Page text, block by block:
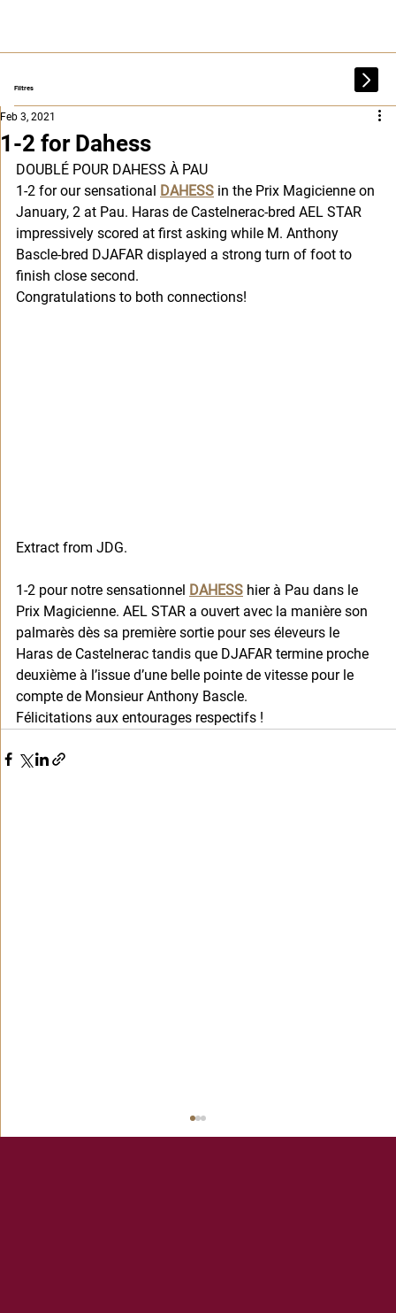
Filtres
1-2 for Dahess
Feb 3, 2021
DOUBLÉ POUR DAHESS À PAU
1-2 for our sensational DAHESS in the Prix Magicienne on
January, 2 at Pau. Haras de Castelnerac-bred AEL STAR
impressively scored at first asking while M. Anthony
Bascle-bred DJAFAR displayed a strong turn of foot to
finish close second.
Congratulations to both connections!
Extract from JDG.
1-2 pour notre sensationnel DAHESS hier à Pau dans le
Prix Magicienne. AEL STAR a ouvert avec la manière son
palmarès dès sa première sortie pour ses éleveurs le
Haras de Castelnerac tandis que DJAFAR termine proche
deuxième à l’issue d’une belle pointe de vitesse pour le
compte de Monsieur Anthony Bascle.
Félicitations aux entourages respectifs !